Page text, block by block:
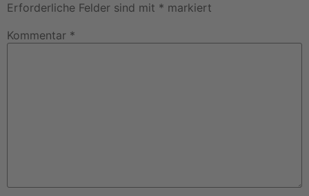
Erforderliche Felder sind mit * markiert
Kommentar *